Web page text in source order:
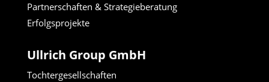
Partnerschaften & Strategieberatung
Erfolgsprojekte
Ullrich Group GmbH
Tochtergesellschaften